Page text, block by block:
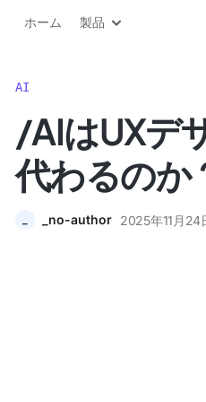
ブログ
ホーム 製品
AI
/AIはUXデ
代わるのか
_no-author 2025年11月24